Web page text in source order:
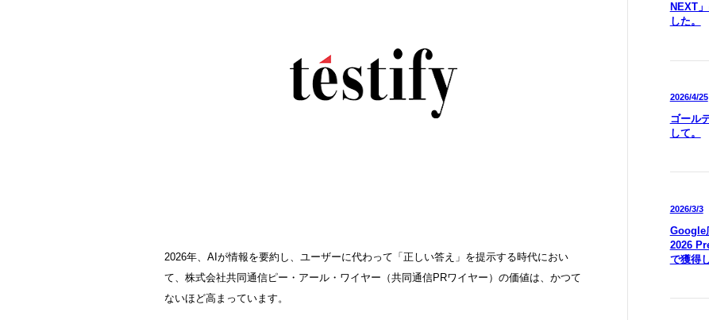
2026年、AIが情報を要約し、ユーザーに代わって「正しい答え」を提示する時代におい
て、株式会社共同通信ピー・アール・ワイヤー（共同通信PRワイヤー）の価値は、かつて
ないほど高まっています。
NEXT
した。
2026/4/25
ゴール
して。
2026/3/3
Google
2026
で獲得